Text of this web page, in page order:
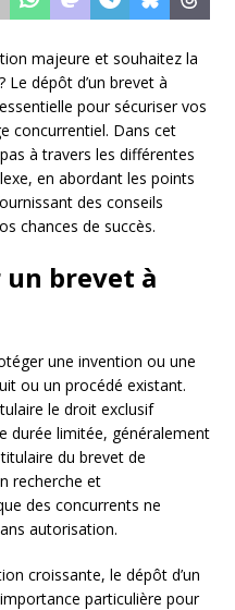
majeure et souhaitez la
dépôt d’un brevet à
pour sécuriser vos
concurrentiel. Dans cet
à travers les différentes
en abordant les points
des conseils
chances de succès.
brevet à
une invention ou une
ou un procédé existant.
le droit exclusif
durée limitée, généralement
du brevet de
recherche et
des concurrents ne
autorisation.
croissante, le dépôt d’un
particulière pour